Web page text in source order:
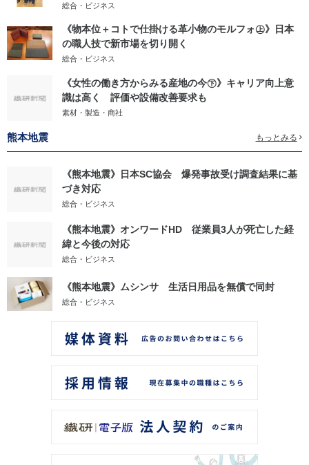
総合・ビジネス
《物本位＋コトで仕掛ける革小物のモルフォ㊤》日本
の職人技で新市場を切り開く
総合・ビジネス
《女性の働き方からみる産地の今㊦》キャリア向上意
識は高く 評価や設備改善要求も
素材・製造・商社
熊本地震 もっとみる
《熊本地震》日本SC協会 爆発事故受け調査結果に基
づき対応
総合・ビジネス
《熊本地震》オンワードHD 従業員3人が死亡した経
緯と今後の対応
総合・ビジネス
《熊本地震》ムシンサ 生活日用品を無償で同封
総合・ビジネス